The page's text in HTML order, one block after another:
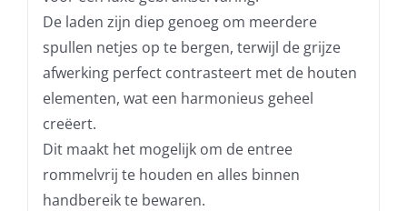
De laden zijn diep genoeg om meerdere
spullen netjes op te bergen, terwijl de grijze
afwerking perfect contrasteert met de houten
elementen, wat een harmonieus geheel
creëert.
Dit maakt het mogelijk om de entree
rommelvrij te houden en alles binnen
handbereik te bewaren.